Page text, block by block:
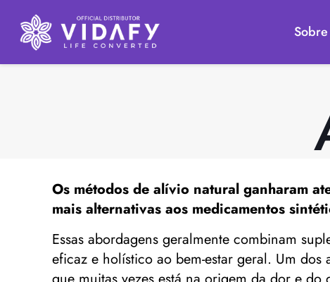
Os métodos dealívio natural ganharam
mais alternativas aos medicamentos
Essas abordagens geralmente combinam
eficaz e holístico ao bem-estar geral. Um